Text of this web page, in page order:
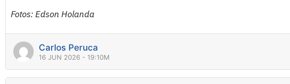
Fotos: Edson Holanda
Carlos Peruca
16 JUN 2026 - 19:10M